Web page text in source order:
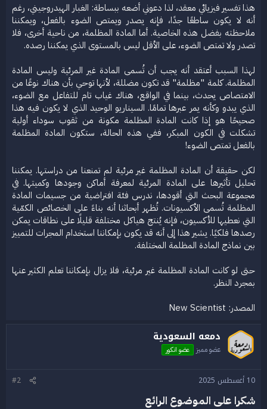
هذا تفسير فيزيائي معقد، لذا دعوني أضعه ببساطة: الغبار الهيدروجيني، رغم
أنه لا يكون ساطعًا جدًا، فإنه يصدر ويمتص الضوء بالفعل، ويمكننا
ملاحظته بفضل هذه الخاصية. أما المادة المظلمة، من ناحية أخرى، فلا
تصدر ولا تمتص الضوء، على الأقل ليس بالمستوى الذي يمكننا رصده.
لهذا السبب أعتقد أنه يجب أن تُسمى المادة غير المرئية وليس المادة
المظلمة. كلمة "مظلمة" قد تكون مضللة، لأنها توحي بأن هناك نوعًا من
الامتصاص يحدث، بينما في الواقع، هناك غياب تام للتفاعل مع الضوء،
الذي يبدو وكأنه يمر عبرها تمامًا. السيناريو الوحيد الذي لا يكون فيه هذا
صحيحًا هو إذا كانت المادة المظلمة مكونة من ثقوب سوداء أولية
تشكلت في الكون المبكر، ففي هذه الحالة، ستكون المادة المظلمة
بالفعل تمتص الضوء!
لكن حقيقة أن المادة المظلمة غير مرئية لم تمنعنا من دراستها. يمكننا
تحليل تأثيرها على المادة المرئية لمعرفة أماكن وجودها وكميتها. في
مجموعة البحث التي أقودها، ندرس فئة افتراضية من جسيمات المادة
المظلمة تُسمى الأكسيونات. تُظهر أبحاثنا أنه بناءً على الخصائص الكمّية
التي نعطيها للأكسيون، فإنه يُنتج هياكل مختلفة قليلًا على نطاقات يمكن
رصدها فلكيًا. يشير هذا إلى أنه قد يكون بإمكاننا استخدام المجرات للتمييز
بين نماذج المادة المظلمة المختلفة.
حتى لو كانت المادة المظلمة غير مرئية، فلا يزال بإمكاننا تعلم الكثير عنها
بمجرد النظر.
المصدر: New Scientist​
دمعه السعودية
عضو مميز عضو انكور
10 أغسطس 2025 #2
شكرا على الموضوع الرائع